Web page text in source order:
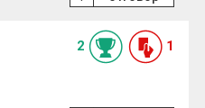
2 1